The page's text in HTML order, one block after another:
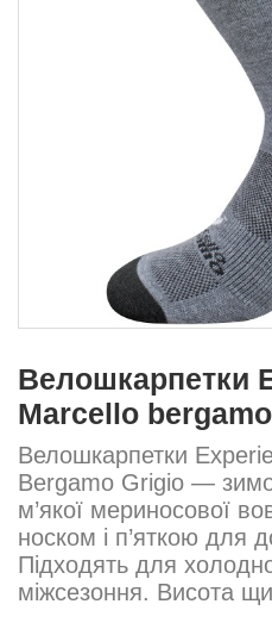
Велошкарпетки
Marcello
Велошкарпетки
Bergamo Grigio —
м’якої мериносової
носком і п’яткою для
Підходять для
міжсезоння. Висота